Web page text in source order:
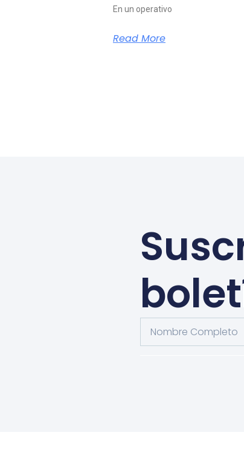
En un operativo
Read More